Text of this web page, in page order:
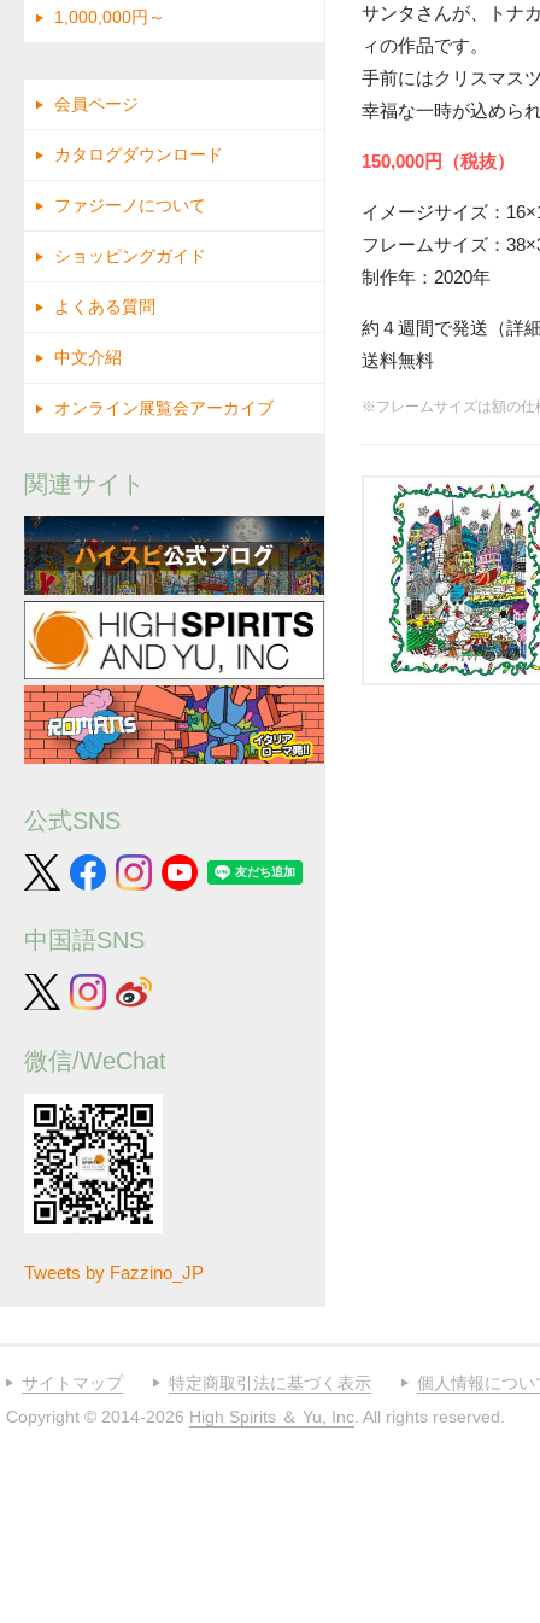
サンタさんが、トナ
ィの作品です。
手前にはクリスマス
幸福な一時が込めら
150,000円（税抜）
イメージサイズ：
フレームサイズ：
制作年：2020年
約４週間で発送（詳
送料無料
※フレームサイズは額の仕
1,000,000円～
会員ページ
カタログダウンロード
ファジーノについて
ショッピングガイド
よくある質問
中文介紹
オンライン展覧会アーカイブ
関連サイト
公式SNS
中国語SNS
微信/WeChat
Tweets by Fazzino_JP
サイトマップ 特定商取引法に基づく表示
個人情報につい
Copyright © 2014-2026 High Spirits ＆ Yu, Inc . All rights reserved.